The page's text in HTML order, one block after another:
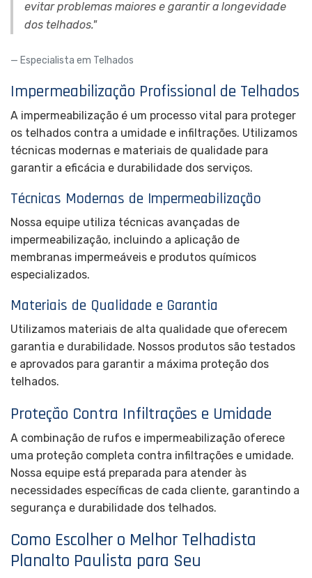
evitar problemas maiores e garantir a longevidade
dos telhados."
Especialista em Telhados
Impermeabilização Profissional de Telhados
A impermeabilização é um processo vital para proteger
os telhados contra a umidade e infiltrações. Utilizamos
técnicas modernas e materiais de qualidade para
garantir a eficácia e durabilidade dos serviços.
Técnicas Modernas de Impermeabilização
Nossa equipe utiliza técnicas avançadas de
impermeabilização, incluindo a aplicação de
membranas impermeáveis e produtos químicos
especializados.
Materiais de Qualidade e Garantia
Utilizamos materiais de alta qualidade que oferecem
garantia e durabilidade. Nossos produtos são testados
e aprovados para garantir a máxima proteção dos
telhados.
Proteção Contra Infiltrações e Umidade
A combinação de rufos e impermeabilização oferece
uma proteção completa contra infiltrações e umidade.
Nossa equipe está preparada para atender às
necessidades específicas de cada cliente, garantindo a
segurança e durabilidade dos telhados.
Como Escolher o Melhor Telhadista
Planalto Paulista para Seu